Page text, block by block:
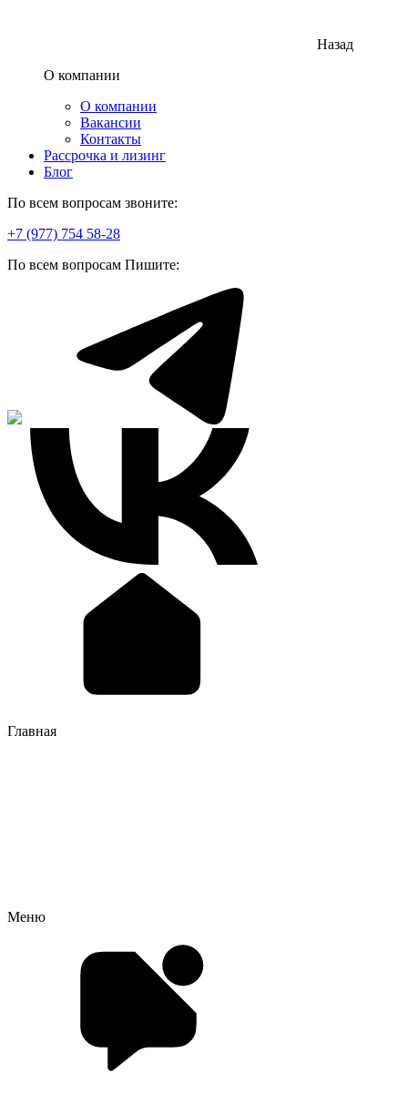
Назад
О компании
О компании
Вакансии
Контакты
Рассрочка и лизинг
Блог
По всем вопросам звоните:
+7 (977) 754 58-28
По всем вопросам Пишите:
Главная
Меню